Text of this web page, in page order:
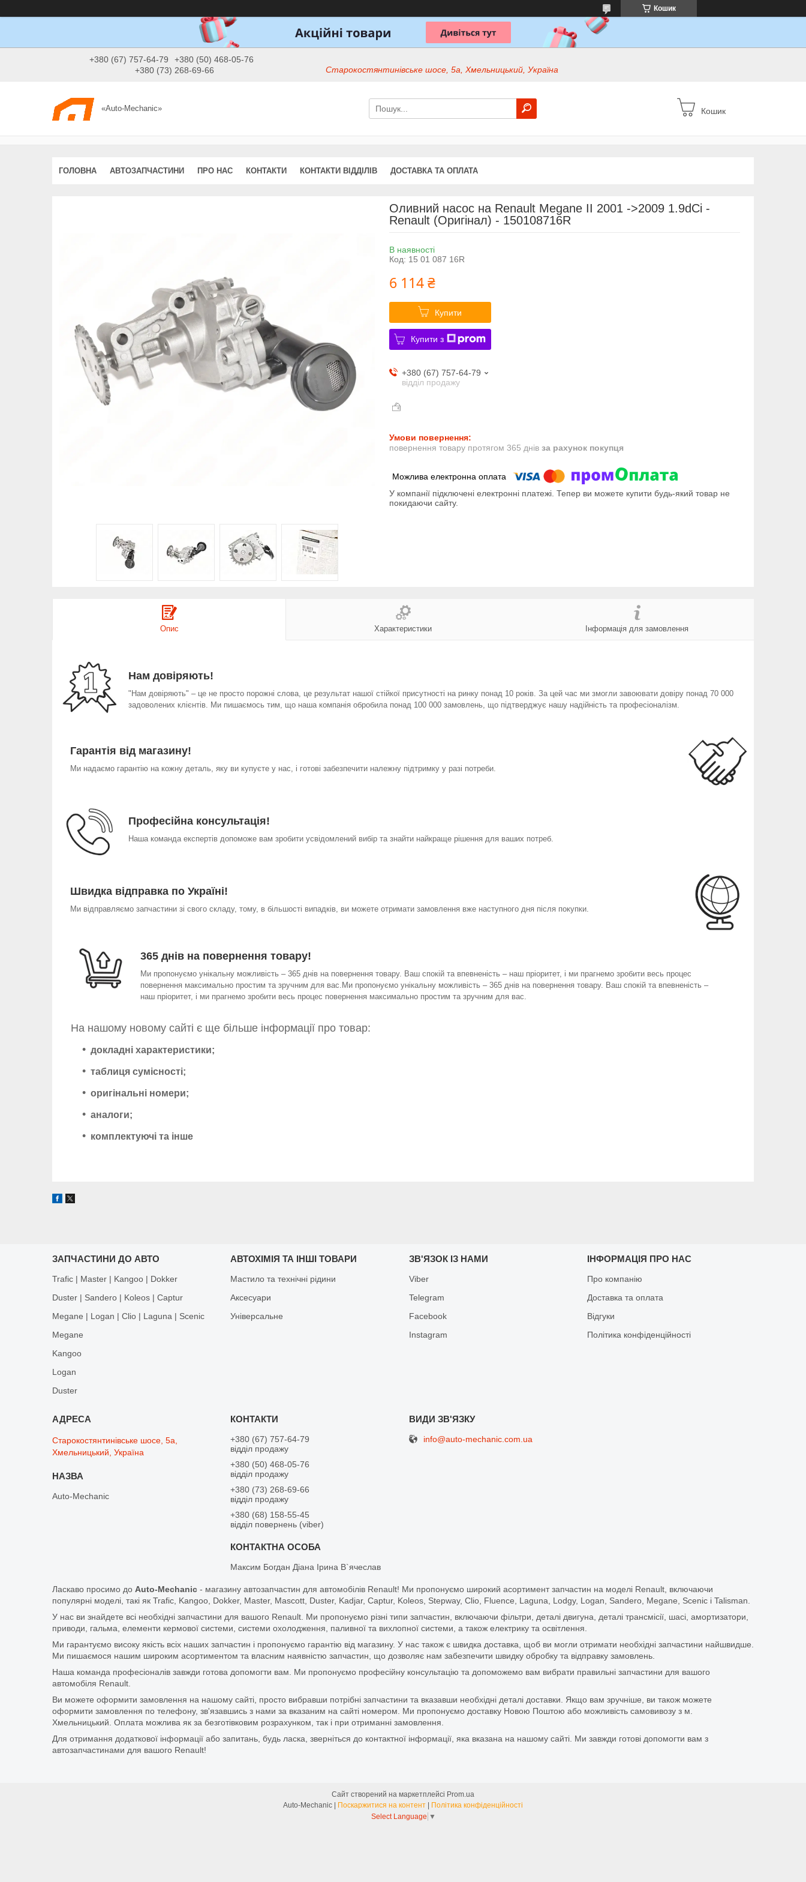
Кошик
+380 (67) 757-64-79
+380 (50) 468-05-76
+380 (73) 268-69-66
Старокостянтинівське шосе, 5а, Хмельницький, Україна
«Auto-Mechanic» Кошик
ГОЛОВНА АВТОЗАПЧАСТИНИ ПРО НАС КОНТАКТИ КОНТАКТИ ВІДДІЛІВ ДОСТАВКА ТА ОПЛАТА
Оливний насос на Renault Megane II 2001 ->2009 1.9dCi -
Renault (Оригінал) - 150108716R
В наявності
Код: 15 01 087 16R
6 114 ₴
Купити
Купити з
+380 (67) 757-64-79
відділ продажу
повернення товару протягом 365 днів за рахунок покупця
У компанії підключені електронні платежі. Тепер ви можете купити будь-який товар не
покидаючи сайту.
Опис Характеристики Інформація для замовлення
Нам довіряють!
"Нам довіряють" – це не просто порожні слова, це результат нашої стійкої присутності на ринку понад 10 років. За цей час ми змогли завоювати довіру понад 70 000
задоволених клієнтів. Ми пишаємось тим, що наша компанія обробила понад 100 000 замовлень, що підтверджує нашу надійність та професіоналізм.
Гарантія від магазину!
Ми надаємо гарантію на кожну деталь, яку ви купуєте у нас, і готові забезпечити належну підтримку у разі потреби.
Професійна консультація!
Наша команда експертів допоможе вам зробити усвідомлений вибір та знайти найкраще рішення для ваших потреб.
Швидка відправка по Україні!
Ми відправляємо запчастини зі свого складу, тому, в більшості випадків, ви можете отримати замовлення вже наступного дня після покупки.
365 днів на повернення товару!
Ми пропонуємо унікальну можливість – 365 днів на повернення товару. Ваш спокій та впевненість – наш пріоритет, і ми прагнемо зробити весь процес
повернення максимально простим та зручним для вас.Ми пропонуємо унікальну можливість – 365 днів на повернення товару. Ваш спокій та впевненість –
наш пріоритет, і ми прагнемо зробити весь процес повернення максимально простим та зручним для вас.
На нашому новому сайті є ще більше інформації про товар:
докладні характеристики;
таблиця сумісності;
оригінальні номери;
аналоги;
комплектуючі та інше
ЗАПЧАСТИНИ ДО АВТО
Trafic | Master | Kangoo | Dokker
Duster | Sandero | Koleos | Captur
Megane | Logan | Clio | Laguna | Scenic
Megane
Kangoo
Logan
Duster
АВТОХІМІЯ ТА ІНШІ ТОВАРИ
Мастило та технічні рідини
Аксесуари
Універсальне
ЗВ'ЯЗОК ІЗ НАМИ
Viber
Telegram
Facebook
Іnstagram
ІНФОРМАЦІЯ ПРО НАС
Про компанію
Доставка та оплата
Відгуки
Політика конфіденційності
Старокостянтинівське шосе, 5а,
Хмельницький, Україна
Auto-Mechanic
+380 (67) 757-64-79
відділ продажу
+380 (50) 468-05-76
відділ продажу
+380 (73) 268-69-66
відділ продажу
+380 (68) 158-55-45
відділ повернень (viber)
Максим Богдан Діана Ірина В`ячеслав
info@auto-mechanic.com.ua
Ласкаво просимо до Auto-Mechanic - магазину автозапчастин для автомобілів Renault! Ми пропонуємо широкий асортимент запчастин на моделі Renault, включаючи
популярні моделі, такі як Trafic, Kangoo, Dokker, Master, Mascott, Duster, Kadjar, Captur, Koleos, Stepway, Clio, Fluence, Laguna, Lodgy, Logan, Sandero, Megane, Scenic і Talisman.
У нас ви знайдете всі необхідні запчастини для вашого Renault. Ми пропонуємо різні типи запчастин, включаючи фільтри, деталі двигуна, деталі трансмісії, шасі, амортизатори,
приводи, гальма, елементи кермової системи, системи охолодження, паливної та вихлопної системи, а також електрику та освітлення.
Ми гарантуємо високу якість всіх наших запчастин і пропонуємо гарантію від магазину. У нас також є швидка доставка, щоб ви могли отримати необхідні запчастини найшвидше.
Ми пишаємося нашим широким асортиментом та власним наявністю запчастин, що дозволяє нам забезпечити швидку обробку та відправку замовлень.
Наша команда професіоналів завжди готова допомогти вам. Ми пропонуємо професійну консультацію та допоможемо вам вибрати правильні запчастини для вашого
автомобіля Renault.
Ви можете оформити замовлення на нашому сайті, просто вибравши потрібні запчастини та вказавши необхідні деталі доставки. Якщо вам зручніше, ви також можете
оформити замовлення по телефону, зв'язавшись з нами за вказаним на сайті номером. Ми пропонуємо доставку Новою Поштою або можливість самовивозу з м.
Хмельницький. Оплата можлива як за безготівковим розрахунком, так і при отриманні замовлення.
Для отримання додаткової інформації або запитань, будь ласка, зверніться до контактної інформації, яка вказана на нашому сайті. Ми завжди готові допомогти вам з
автозапчастинами для вашого Renault!
Сайт створений на маркетплейсі Prom.ua
Поскаржитися на контент
Політика конфіденційності
Select Language ▼